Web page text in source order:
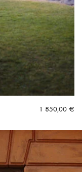
1 850,00 €